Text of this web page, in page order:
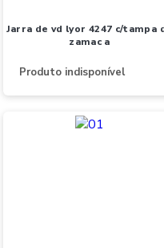
jarra de vd lyor 4247 c/tampa de
zamac a
Produto indisponível